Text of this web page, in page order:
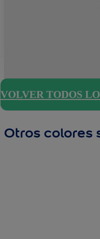
VOLVER TODOS
Otros colores